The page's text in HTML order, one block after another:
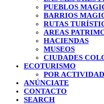
PUEBLOS
BARRIOS
RUTAS
AREAS
HACIENDAS
MUSEOS
CIUDADES
ECOTURISMO
POR ACTIVIDAD
ANÚNCIATE
CONTACTO
SEARCH